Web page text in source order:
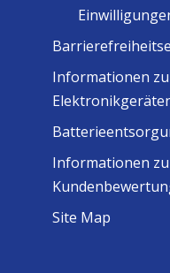
Informationen
Informationen
Site Map